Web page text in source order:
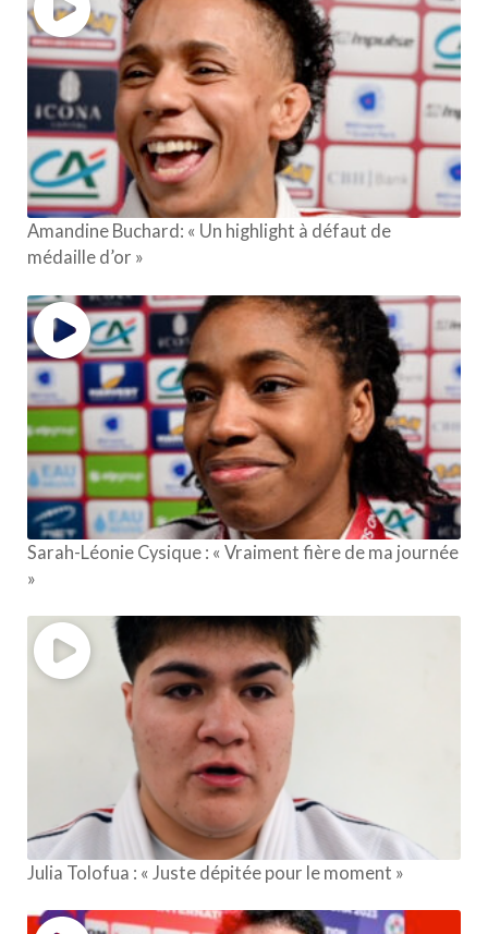
Amandine Buchard: « Un highlight à défaut de
médaille d’or »
Sarah-Léonie Cysique : « Vraiment fière de ma journée
»
Julia Tolofua : « Juste dépitée pour le moment »